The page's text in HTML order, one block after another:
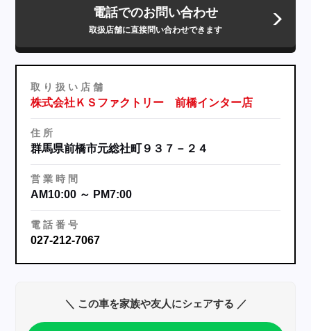
電話でのお問い合わせ
取扱店舗に直接問い合わせできます
取 り 扱 い 店 舗
株式会社ＫＳファクトリー 前橋インター店
住 所
群馬県前橋市元総社町９３７－２４
営 業 時 間
AM10:00 ～ PM7:00
電 話 番 号
027-212-7067
＼ この車を家族や友人にシェアする ／